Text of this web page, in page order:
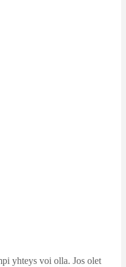
yhteys voi olla. Jos olet